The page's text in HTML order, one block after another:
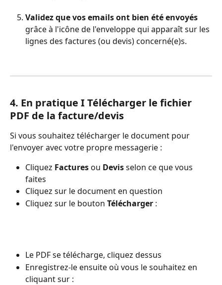
Validez que vos emails ont bien été envoyés
grâce à l'icône de l'enveloppe qui apparaît sur les
lignes des factures (ou devis) concerné(e)s.
4. En pratique I Télécharger le fichier
PDF de la facture/devis
Si vous souhaitez télécharger le document pour
l'envoyer avec votre propre messagerie :
Cliquez Factures ou Devis selon ce que vous
faites
Cliquez sur le document en question
Cliquez sur le bouton Télécharger :
Le PDF se télécharge, cliquez dessus
Enregistrez-le ensuite où vous le souhaitez en
cliquant sur :